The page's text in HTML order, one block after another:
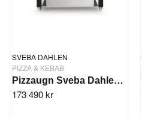
SVEBA DAHLEN
PIZZA & KEBAB
Pizzaugn Sveba Dahlen DC-22EP, 2-däck
173 490 kr